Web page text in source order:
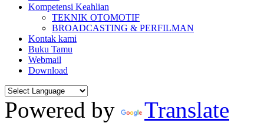
Kompetensi Keahlian
TEKNIK OTOMOTIF
BROADCASTING & PERFILMAN
Kontak kami
Buku Tamu
Webmail
Download
Powered by Translate